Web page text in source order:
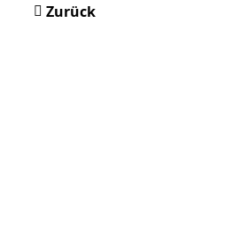
Zurück